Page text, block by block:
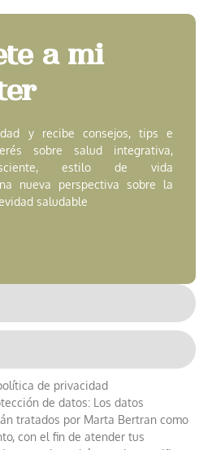
a mi
y recibe consejos, tips e
sobre salud integrativa,
estilo de vida
nueva perspectiva sobre la
saludable
de privacidad
de datos: Los datos
tratados por Marta Bertran como
con el fin de atender tus